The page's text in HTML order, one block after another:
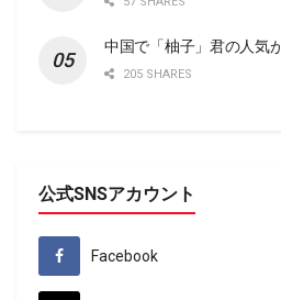
中国で「柚子」君の人気
205 SHARES
公式SNSアカウント
Facebook